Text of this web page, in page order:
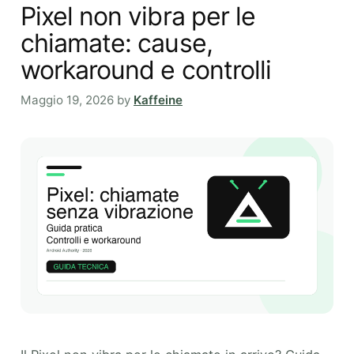
Pixel non vibra per le
chiamate: cause,
workaround e controlli
Maggio 19, 2026 by Kaffeine